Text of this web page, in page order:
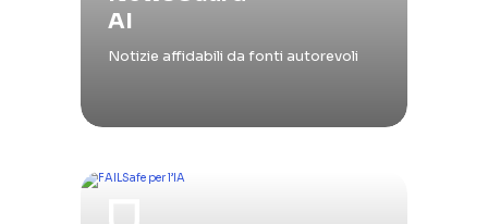
AI
Notizie affidabili da fonti autorevoli